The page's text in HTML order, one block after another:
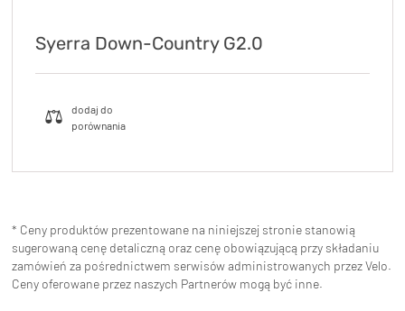
Syerra Down-Country G2.0
* Ceny produktów prezentowane na niniejszej stronie stanowią
sugerowaną cenę detaliczną oraz cenę obowiązującą przy składaniu
zamówień za pośrednictwem serwisów administrowanych przez Velo.
Ceny oferowane przez naszych Partnerów mogą być inne.